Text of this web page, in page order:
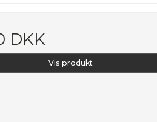
DKK
Vis produkt